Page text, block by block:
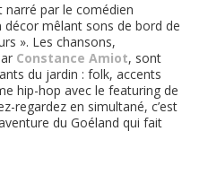
narré par le comédien
décor mêlant sons de bord de
». Les chansons,
Constance Amiot, sont
du jardin : folk, accents
hip-hop avec le featuring de
regardez en simultané, c’est
du Goéland qui fait